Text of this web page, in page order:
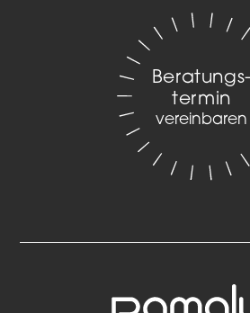
Beratungs­
termin
vereinbaren